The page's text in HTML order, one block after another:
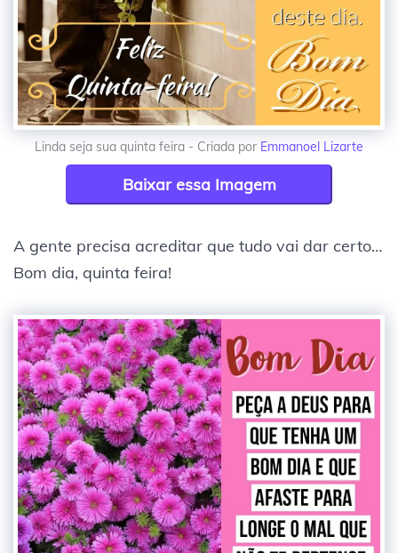
Linda seja sua quinta feira - Criada por Emmanoel Lizarte
Baixar essa Imagem
A gente precisa acreditar que tudo vai dar certo…
Bom dia, quinta feira!